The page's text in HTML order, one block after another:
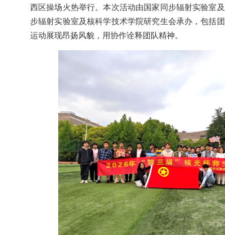
西区操场火热举行。本次活动由国家同步辐射实验室
步辐射实验室及核科学技术学院研究生会承办，包括
运动展现昂扬风貌，用协作诠释团队精神。